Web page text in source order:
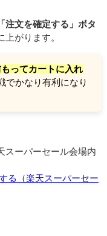
「注文を確定する」ボタ
上がります。
ってカートに入れ
でかなり有利になり
スーパーセール会場内
る（楽天スーパーセー